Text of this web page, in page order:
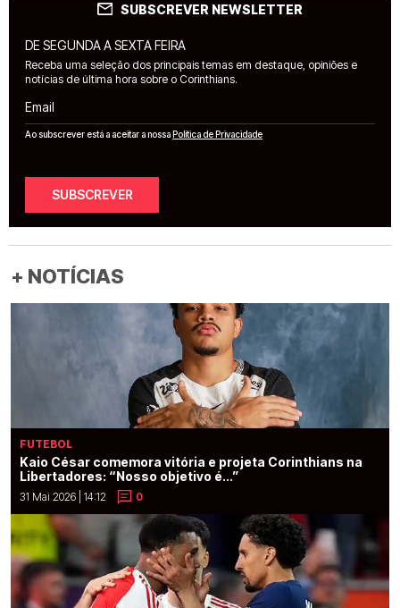
SUBSCREVER NEWSLETTER
DE SEGUNDA A SEXTA FEIRA
Receba uma seleção dos principais temas em destaque, opiniões e
notícias de última hora sobre o Corinthians.
Email
Ao subscrever está a aceitar a nossaPolítica de Privacidade
SUBSCREVER
+ NOTÍCIAS
FUTEBOL
Kaio César comemora vitória e projeta Corinthians na
Libertadores: “Nosso objetivo é...”
31 Mai 2026 | 14:12 0